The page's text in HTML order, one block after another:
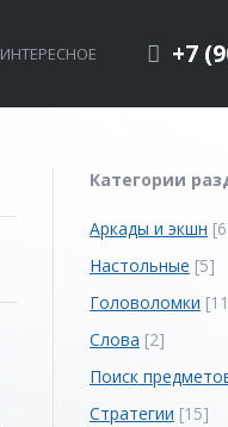
ИНТЕРЕСНОЕ +7
Категории
Аркады и экшн
Настольные [5]
Головоломки
Слова [2]
Поиск
Стратегии [15]